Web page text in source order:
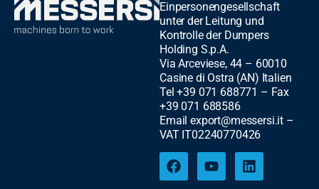
Einpersonengesellschaft
unter der Leitung und
Kontrolle der Dumpers
Holding S.p.A.
Via Arceviese, 44 – 60010
Casine di Ostra (AN) Italien
Tel +39 071 688771 – Fax
+39 071 688586
Email export@messersi.it –
VAT IT02240770426